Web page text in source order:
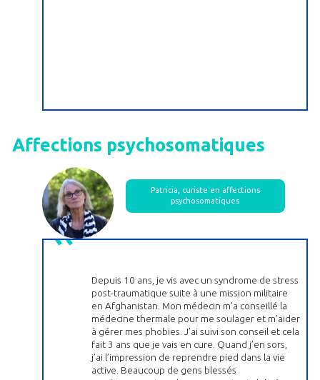
Affections psychosomatiques
Patricia, curiste en affections
psychosomatiques
Depuis 10 ans, je vis avec un syndrome de stress
post-traumatique suite à une mission militaire
en Afghanistan. Mon médecin m’a conseillé la
médecine thermale pour me soulager et m’aider
à gérer mes phobies. J’ai suivi son conseil et cela
fait 3 ans que je vais en cure. Quand j’en sors,
j’ai l’impression de reprendre pied dans la vie
active. Beaucoup de gens blessés